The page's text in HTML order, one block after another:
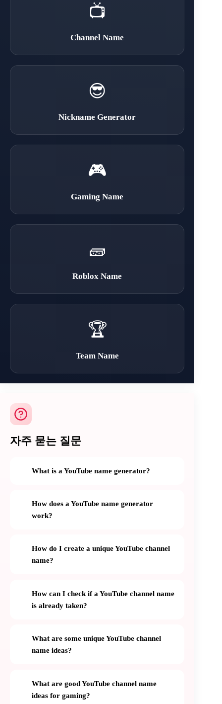
📺
Channel Name
😎
Nickname Generator
🎮
Gaming Name
🧱
Roblox Name
🏆
Team Name
자주 묻는 질문
What is a YouTube name generator?
How does a YouTube name generator
work?
How do I create a unique YouTube channel
name?
How can I check if a YouTube channel name
is already taken?
What are some unique YouTube channel
name ideas?
What are good YouTube channel name
ideas for gaming?